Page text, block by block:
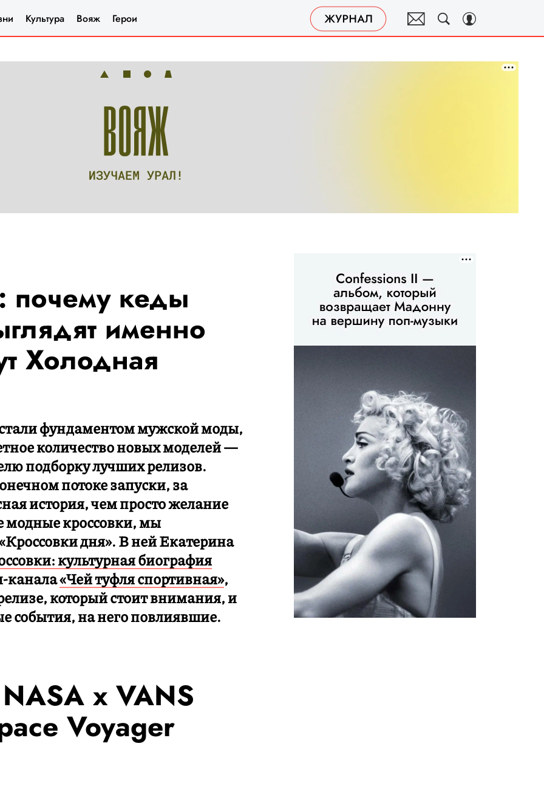
Культура Вояж Герои
почему кеды
именно
Холодная
фундаментом мужской моды,
количество новых моделей —
подборку лучших релизов.
потоке запуски, за
история, чем просто желание
модные кроссовки, мы
дня». В ней Екатерина
культурная биография
канала«Чей туфля спортивная»,
который стоит внимания, и
события, на него повлиявшие.
х VANS
Voyager